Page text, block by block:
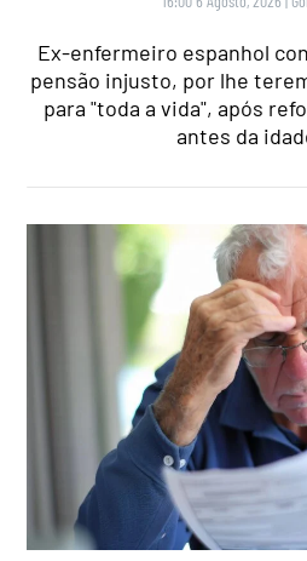
Ex-enfermeiro espanhol
pensão injusto, por lhe
para "toda a vida", após
antes da